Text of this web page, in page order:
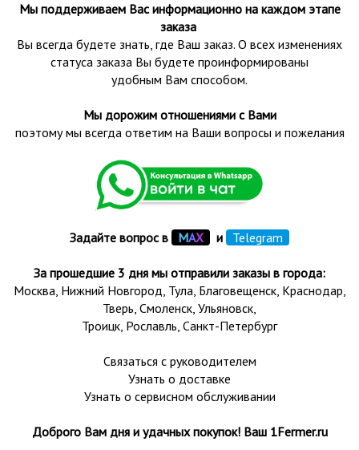
Мы поддерживаем Вас информационно на каждом этапе
заказа
Вы всегда будете знать, где Ваш заказ. О всех изменениях
статуса заказа Вы будете проинформированы
удобным Вам способом.
Мы дорожим отношениями с Вами
поэтому мы всегда ответим на Ваши вопросы и пожелания
Задайте вопрос в МАХ и Telegram
За прошедшие 3 дня мы отправили заказы в города:
Москва, Нижний Новгород, Тула, Благовещенск, Краснодар,
Тверь, Смоленск, Ульяновск,
Троицк, Рославль, Санкт-Петербург
Связаться с руководителем
Узнать о доставке
Узнать о сервисном обслуживании
Доброго Вам дня и удачных покупок! Ваш 1Fermer.ru